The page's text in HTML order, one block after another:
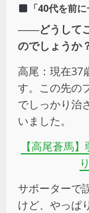
「40代を前
――どうして
のでしょうか
高尾：現在37
す。この先の
でしっかり治
いました。
【高尾蒼馬
サポーターで
けど、やっぱ